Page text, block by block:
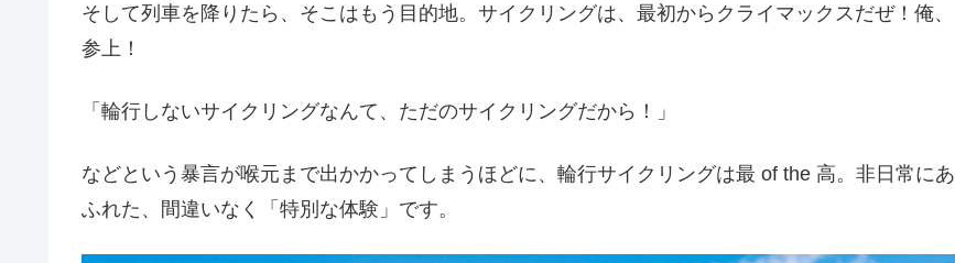
そして列車を降りたら、そこはもう目的地。サイクリングは、最初からクライマックスだぜ！俺、
参上！
「輪行しないサイクリングなんて、ただのサイクリングだから！」
などという暴言が喉元まで出かかってしまうほどに、輪行サイクリングは最 of the 高。非日常にあ
ふれた、間違いなく「特別な体験」です。